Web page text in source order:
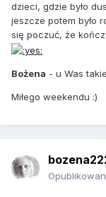
dzieci, gdzie było
jeszcze potem było
się poczuć, że
Bożena - u Was
Miłego weekendu :)